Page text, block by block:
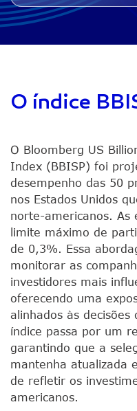
O índice
O Bloomberg US
Index (BBISP) foi
desempenho das 50
nos Estados Unidos
norte-americanos. As
limite máximo de
de 0,3%. Essa
monitorar as
investidores mais
oferecendo uma
alinhados às
índice passa por um
garantindo que a
mantenha atualizada
de refletir os
americanos.